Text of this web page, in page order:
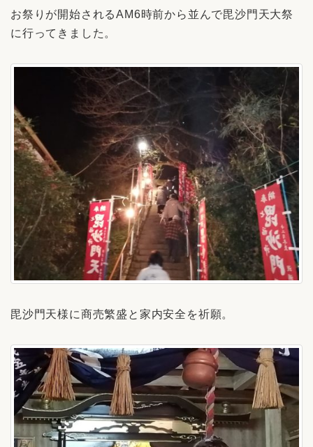
お祭りが開始されるAM6時前から並んで毘沙門天大祭
に行ってきました。
毘沙門天様に商売繁盛と家内安全を祈願。